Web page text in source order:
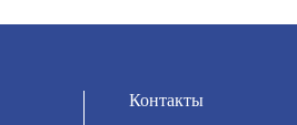
Контакты